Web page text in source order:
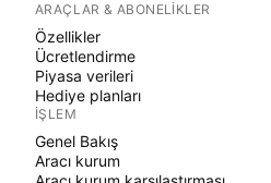
ARAÇLAR & ABONELIKLER
Özellikler
Ücretlendirme
Piyasa verileri
Hediye planları
İŞLEM
Genel Bakış
Aracı kurum